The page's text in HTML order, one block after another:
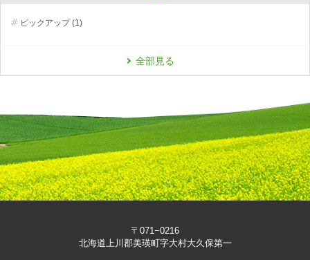
ピックアップ (1)
全部見る
〒071−0216
北海道上川郡美瑛町字大村大久保第一